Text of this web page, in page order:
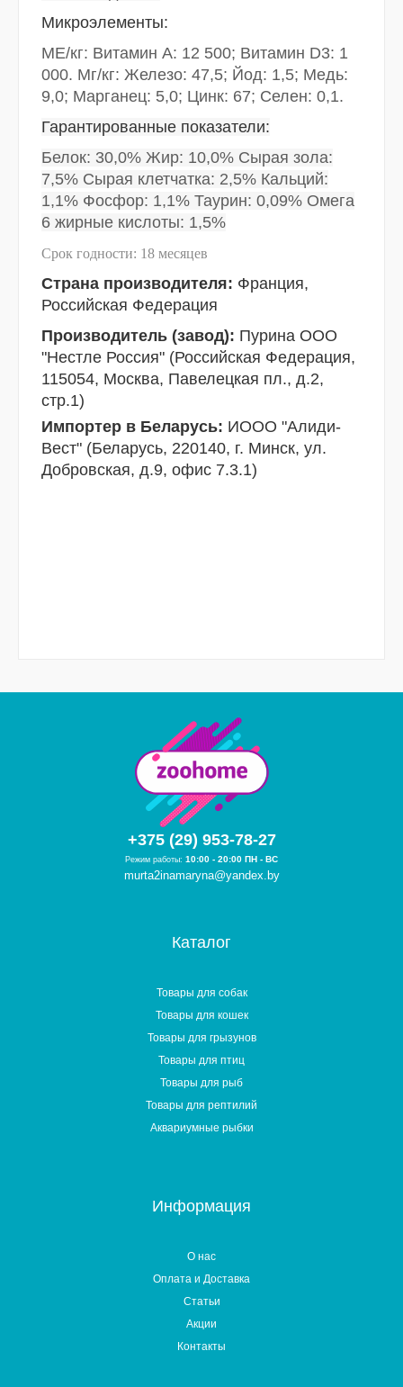
Микроэлементы:
МЕ/кг: Витамин А: 12 500; Витамин D3: 1
000. Мг/кг: Железо: 47,5; Йод: 1,5; Медь:
9,0; Марганец: 5,0; Цинк: 67; Селен: 0,1.
Гарантированные показатели:
Белок: 30,0% Жир: 10,0% Сырая зола:
7,5% Сырая клетчатка: 2,5% Кальций:
1,1% Фосфор: 1,1% Таурин: 0,09% Омега
6 жирные кислоты: 1,5%
Срок годности: 18 месяцев
Страна производителя: Франция,
Российская Федерация
Производитель (завод): Пурина ООО
"Нестле Россия" (Российская Федерация,
115054, Москва, Павелецкая пл., д.2,
стр.1)
Импортер в Беларусь: ИООО "Алиди-
Вест" (Беларусь, 220140, г. Минск, ул.
Добровская, д.9, офис 7.3.1)
+375 (29) 953-78-27
Режим работы: 10:00 - 20:00 ПН - ВС
murta2inamaryna@yandex.by
Каталог
Товары для собак
Товары для кошек
Товары для грызунов
Товары для птиц
Товары для рыб
Товары для рептилий
Аквариумные рыбки
Информация
О нас
Оплата и Доставка
Статьи
Акции
Контакты